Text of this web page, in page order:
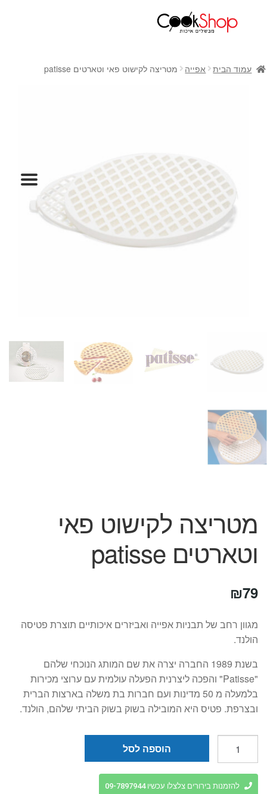
חנות
גאדג'טס וכלי מטבח
אחסון למטבח
סכינים
אפייה
קפה ותה
גיפט קארד
מאמרים
עגלת קניות
עמוד הבית אפייה מטריצה לקישוט פאי וטארטים patisse
מטריצה לקישוט פאי
וטארטים patisse
₪79
מגוון רחב של תבניות אפייה ואביזרים איכותיים תוצרת פטיסה
הולנד.
בשנת 1989 החברה יצרה את שם המותג הנוכחי שלהם
"Patisse" והפכה ליצרנית הפעלה עולמית עם ערוצי מכירות
בלמעלה מ 50 מדינות ועם חברות בת משלה בארצות הברית
ובצרפת. פטיס היא המובילה בשוק בשוק הביתי שלהם, הולנד.
מטריצה
לקישוט
הוספה לסל
להזמנות בירורים צלצלו עכשיו 09-7897944